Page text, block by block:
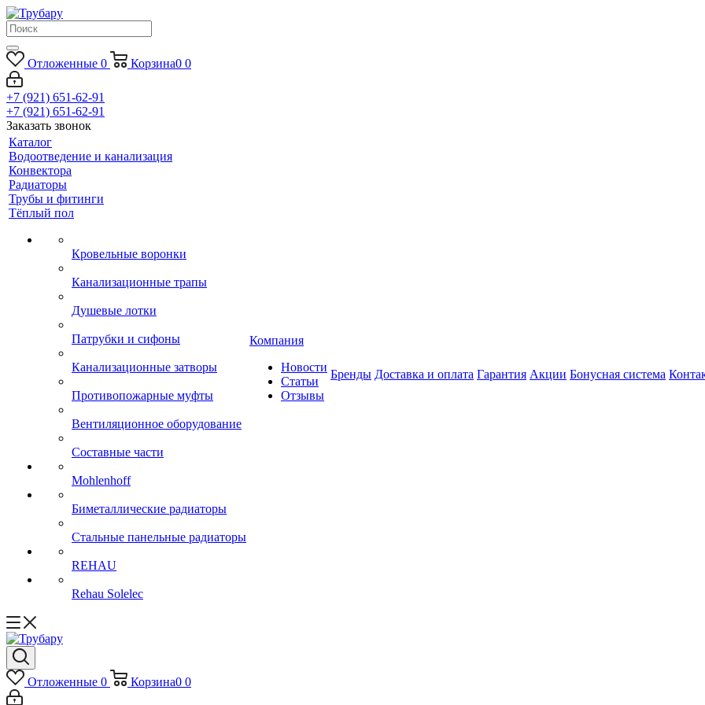
Отложенные 0 Корзина0 0
+7 (921) 651-62-91
+7 (921) 651-62-91
Заказать звонок
Каталог
Водоотведение и канализация
Конвектора
Радиаторы
Трубы и фитинги
Тёплый пол
Кровельные воронки
Канализационные трапы
Душевые лотки
Патрубки и сифоны
Канализационные затворы
Противопожарные муфты
Вентиляционное оборудование
Составные части
Mohlenhoff
Биметаллические радиаторы
Стальные панельные радиаторы
REHAU
Rehau Solelec
Компания
Новости
Статьи
Отзывы
Бренды Доставка и оплата Гарантия Акции Бонусная система
Отложенные 0 Корзина0 0